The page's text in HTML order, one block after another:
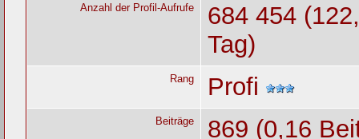
Anzahl der Profil-Aufrufe
684 454
Tag)
Rang Profi
Beiträge
869 (0,16